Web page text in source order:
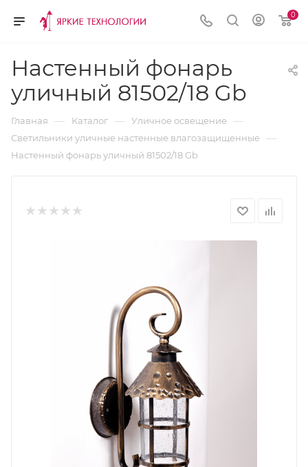
0
Настенный фонарь
уличный 81502/18 Gb
Главная — Каталог — Уличное освещение —
Светильники уличные настенные влагозащищенные —
Настенный фонарь уличный 81502/18 Gb